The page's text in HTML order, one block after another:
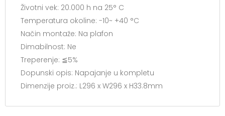
Životni vek: 20.000 h na 25° C
Temperatura okoline: -10~ +40 °C
Način montaže: Na plafon
Dimabilnost: Ne
Treperenje: ≦5%
Dopunski opis: Napajanje u kompletu
Dimenzije proiz.: L296 x W296 x H33.8mm